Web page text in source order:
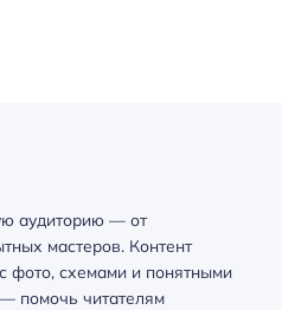
аудиторию — от
мастеров. Контент
фото, схемами и понятными
помочь читателям